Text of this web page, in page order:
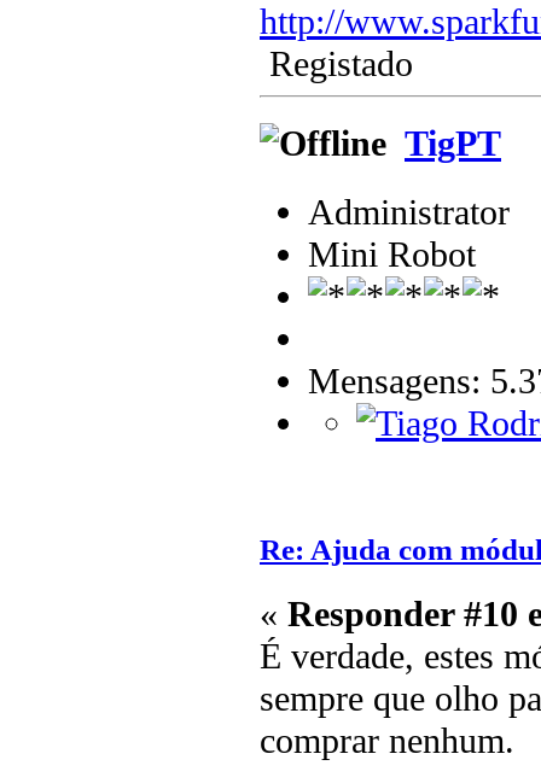
http://
Registado
TigPT
Administrator
Mini Robot
Mensagens:
Re: Ajuda com
« Responder #10
É verdade, estes
sempre que olho
comprar nenhum.